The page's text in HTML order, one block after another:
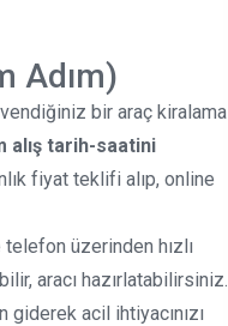
Adım)
bir araç kiralama
alış tarih-saatini
fiyat teklifi alıp, online
üzerinden hızlı
aracı hazırlatabilirsiniz.
giderek acil ihtiyacınızı